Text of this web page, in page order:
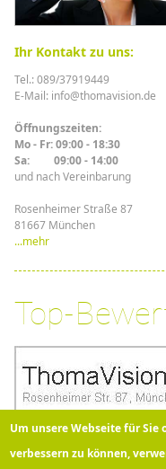
Ihr Kontakt zu uns:
Tel.: 089/37919449
E-Mail: info@thomavision.de
Öffnungszeiten:
Mo - Fr: 09:00 - 18:30
Sa: 09:00 - 14:00
und nach Vereinbarung
Rosenheimer Straße 87
81667 München
...mehr
Top-
Um unsere Webseite für
verbessern zu können,